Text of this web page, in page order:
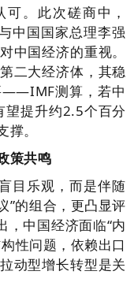
。此次磋商中，
中国国家总理李强
中国经济的重视。
二大经济体，其稳
——IMF测算，若中
望提升约2.5个百分
。
策共鸣
目乐观，而是伴随
”的组合，更凸显评
，中国经济面临“内
性问题，依赖出口
动型增长转型是关